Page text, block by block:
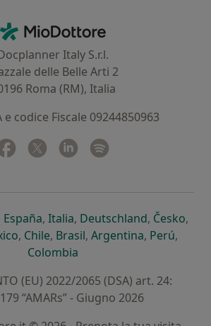
MioDottore - Homepage
Italy S.r.l.
delle Belle Arti 2
Roma (RM), Italia
e codice Fiscale 09244850963
Facebook
si apre in una nuova scheda
Twitter
si apre in una nuova scheda
Linkedin
si apre in una nuova
una nuova scheda
apre in una nuova scheda
Españasi apre in una nuova scheda
, Italiasi apre in una nuova
, Deutschlandsi apre in
, Českosi
,
in una nuova scheda
si apre in una nuova scheda
, Chilesi apre in una nuova scheda
, Brasilsi apre in una nuova
, Argentinasi apre in
, Perúsi
,
Colombia
(EU) 2022/2065 (DSA) art. 24:
“AMARs” - Giugno 2026